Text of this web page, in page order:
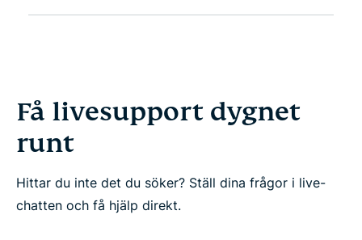
Få livesupport dygnet
runt
Hittar du inte det du söker? Ställ dina frågor i live-
chatten och få hjälp direkt.